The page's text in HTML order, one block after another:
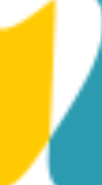
Archeologicznych,
Etnograficznej.
się bezcenne ikony
Stavrovouniotisa
kolekcji. Mnich był
dobroczyńcą
nazwane na jego
i Mozaiki wystawione
i Alkisa Kepola.
życie codzienne
fotograficzne i inne